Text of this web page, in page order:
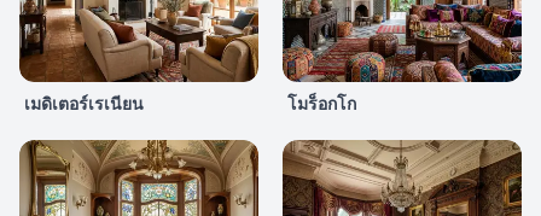
เมดิเตอร์เรเนียน โมร็อกโก